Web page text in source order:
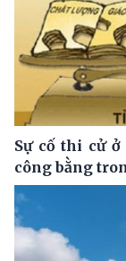
Sự cố thi cử ở
công bằng